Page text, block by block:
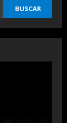
BUSCAR